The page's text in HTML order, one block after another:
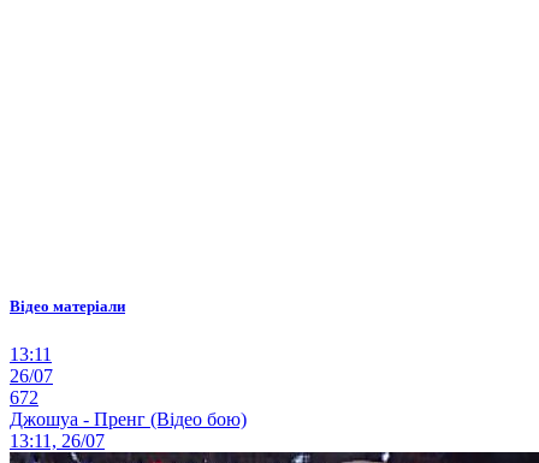
Відео матеріали
13:11
26/07
672
Джошуа - Пренг (Відео бою)
13:11, 26/07